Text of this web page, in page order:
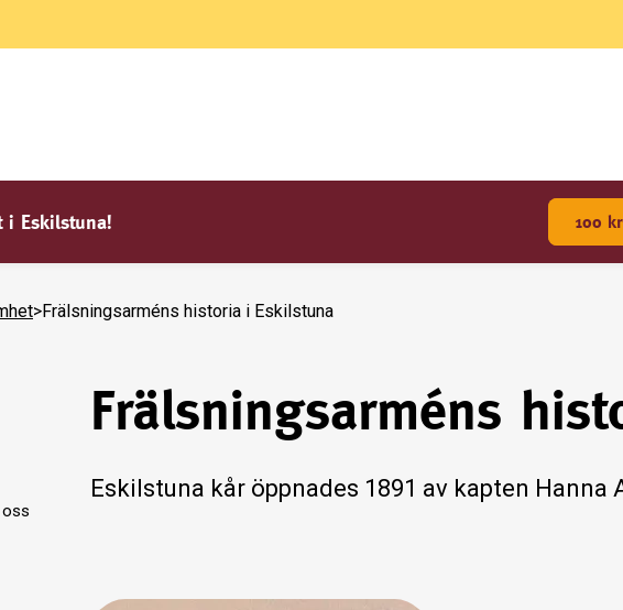
i Eskilstuna! 100 kr
>Frälsningsarméns historia i Eskilstuna
Frälsningsarméns
Eskilstuna kår öppnades 1891 av kapten Hanna